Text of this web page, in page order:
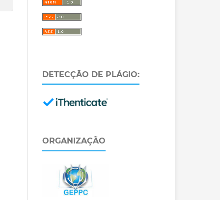
DETECÇÃO DE PLÁGIO:
ORGANIZAÇÃO